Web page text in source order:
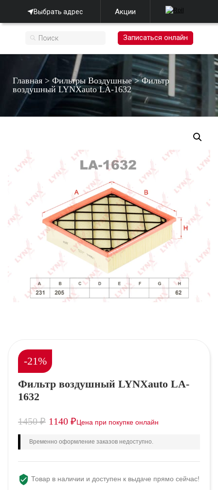
Выбрать адрес Акции
Записаться онлайн
Главная >Фильтры Воздушные>Фильтр
воздушный LYNXauto LA-1632
-21%
Фильтр воздушный LYNXauto LA-
1632
1450₽ 1140 ₽
Временно оформление заказов недоступно.
Товар в наличии и доступен к выдаче прямо сейчас!